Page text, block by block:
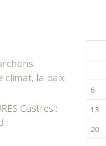
climat, la paix
Castres :
:
6
13
20